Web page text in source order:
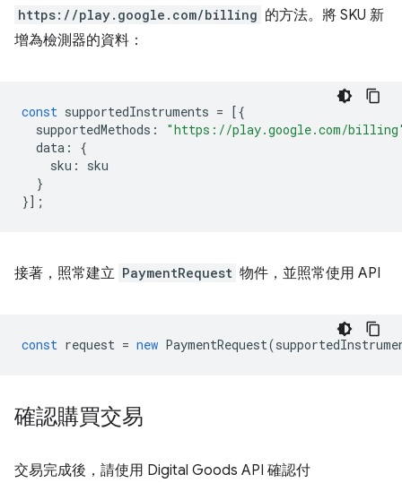
https://play.google.com/billing 的方法。將 SKU 新
增為檢測器的資料：
const supportedInstruments = [{
supportedMethods :
"https://play.google.com/
data :
{
sku :
sku
}
}];
接著，照常建立 PaymentRequest 物件，並照常使用 API
const request = new PaymentRequest(
確認購買交易
交易完成後，請使用 Digital Goods API 確認付